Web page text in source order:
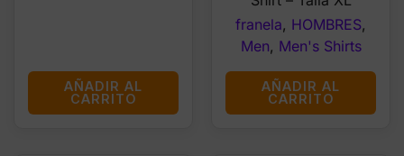
AÑADIR AL
CARRITO
franela, HOMBRES,
Men, Men's Shirts
AÑADIR AL
CARRITO